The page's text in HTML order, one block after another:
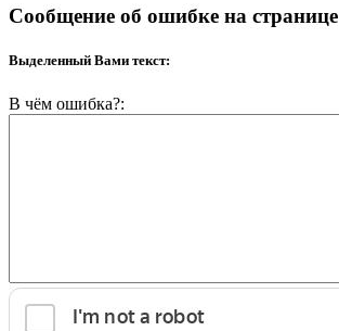
Сообщение об ошибке на странице
Выделенный Вами текст:
В чём ошибка?: